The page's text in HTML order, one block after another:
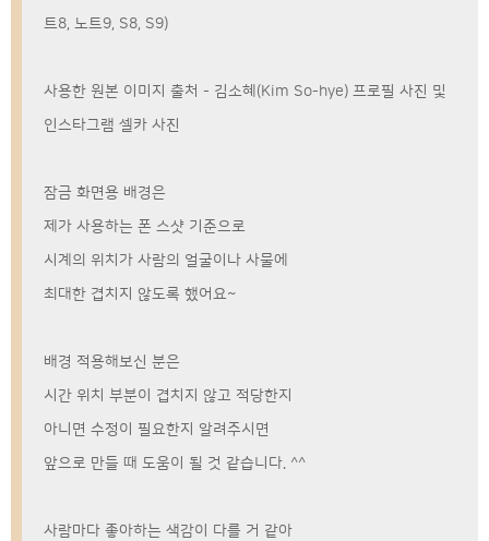
트8, 노트9, S8, S9)
사용한 원본 이미지 출처 - 김소혜(Kim So-hye) 프로필 사진 및
인스타그램 셀카 사진
잠금 화면용 배경은
제가 사용하는 폰 스샷 기준으로
시계의 위치가 사람의 얼굴이나 사물에
최대한 겹치지 않도록 했어요~
배경 적용해보신 분은
시간 위치 부분이 겹치지 않고 적당한지
아니면 수정이 필요한지 알려주시면
앞으로 만들 때 도움이 될 것 같습니다. ^^
사람마다 좋아하는 색감이 다를 거 같아